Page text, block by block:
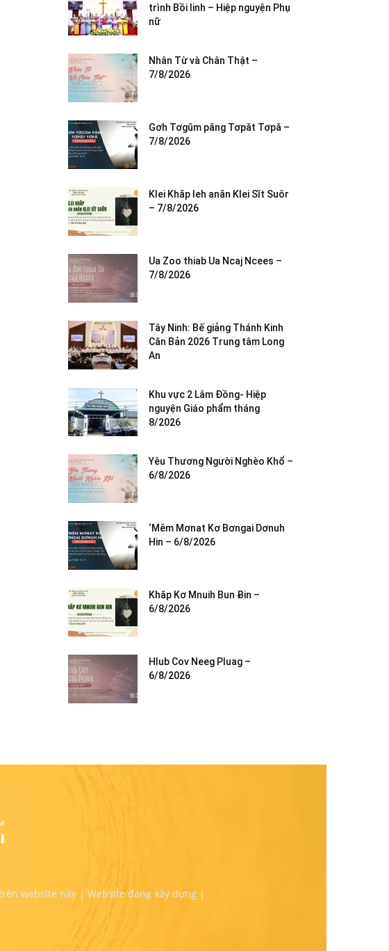
trình Bồi linh – Hiệp nguyện Phụ
nữ
Nhân Từ và Chân Thật –
7/8/2026
Gơh Tơgŭm păng Tơpăt Tơpă –
7/8/2026
Klei Khăp leh anăn Klei Sĭt Suôr
– 7/8/2026
Ua Zoo thiab Ua Ncaj Ncees –
7/8/2026
Tây Ninh: Bế giảng Thánh Kinh
Căn Bản 2026 Trung tâm Long
An
Khu vực 2 Lâm Đồng- Hiệp
nguyện Giáo phẩm tháng
8/2026
Yêu Thương Người Nghèo Khổ –
6/8/2026
‘Mêm Mơnat Kơ Bơngai Dơnuh
Hin – 6/8/2026
Khăp Kơ Mnuih Bun Ƀin –
6/8/2026
Hlub Cov Neeg Pluag –
6/8/2026
website này | Website đang xây dựng |